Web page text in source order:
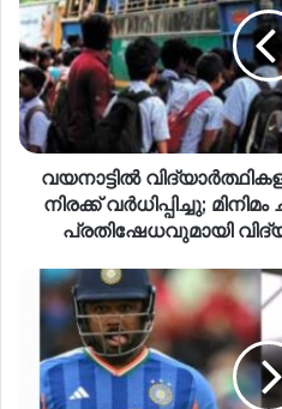
വയനാട്ടിൽ
നിരക്ക് വർധിപ്പിച്ചു;
പ്രതിഷേധവുമായി